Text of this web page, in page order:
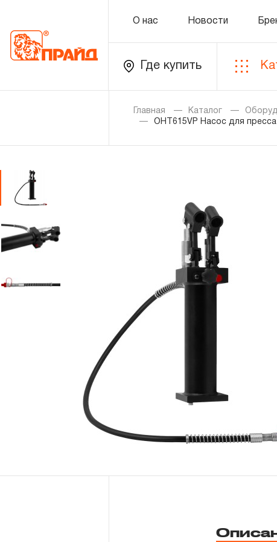
О нас Новости
Где купить
Каталог
Золотая лихорадка
Распродажа
Уцененный товар
Новости
Бренды
Гарантия и сервис
Контакты
Главная Каталог
OHT615VP Насос для